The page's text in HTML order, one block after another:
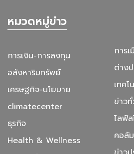
หมวดหมู่ข่าว
การเงิน-การลงทุน
อสังหาริมทรัพย์
เศรษฐกิจ-นโยบาย
climatecenter
ธุรกิจ
Health & Wellness
การ
ต่างป
เทคโ
ข่าวทั่
ไลฟ์
คอลั